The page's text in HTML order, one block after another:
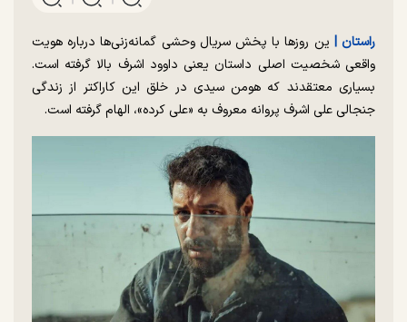
راستان |‌ ین روزها با پخش سریال وحشی گمانه‌زنی‌ها درباره هویت
واقعی شخصیت اصلی داستان یعنی داوود اشرف بالا گرفته است.
بسیاری معتقدند که هومن سیدی در خلق این کاراکتر از زندگی
جنجالی علی اشرف پروانه معروف به «علی کرده»، الهام گرفته است.